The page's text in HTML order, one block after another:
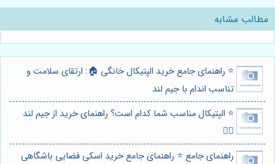
مطالب مشابه
⭐️ راهنمای جامع خرید الپتیکال خانگی 🏠: ارتقای سلامت و
تناسب اندام با جیم لند
⭐️ الپتیکال مناسب شما کدام است؟ راهنمای خرید از جیم لند
🏃‍♀️
راهنمای جامع ⭐️ راهنمای جامع خرید اسکی فضایی باشگاهی